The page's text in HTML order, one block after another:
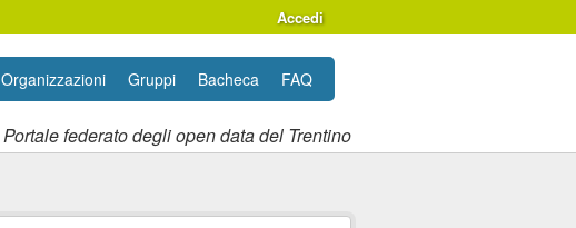
Accedi
Portale federato degli open data del Trentino
Organizzazioni Gruppi Bacheca FAQ